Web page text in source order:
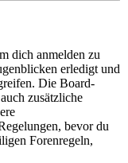
dich anmelden zu
erledigt und
Die Board-
zusätzliche
bevor du
Forenregeln,